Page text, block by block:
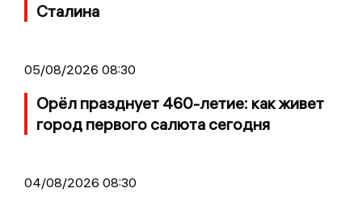
Сталина
05/08/2026 08:30
Орёл празднует 460-летие: как живет
город первого салюта сегодня
04/08/2026 08:30